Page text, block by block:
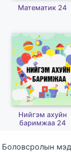
Математик 24
Нийгэм ахуйн
баримжаа 24
Боловсролын